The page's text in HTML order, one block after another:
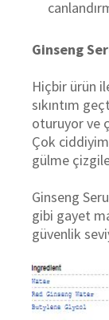
Ginseng
Hiçbir ürün
sıkıntım
oturuyor ve
Çok
gülme
Ginseng
gibi gayet
güvenlik